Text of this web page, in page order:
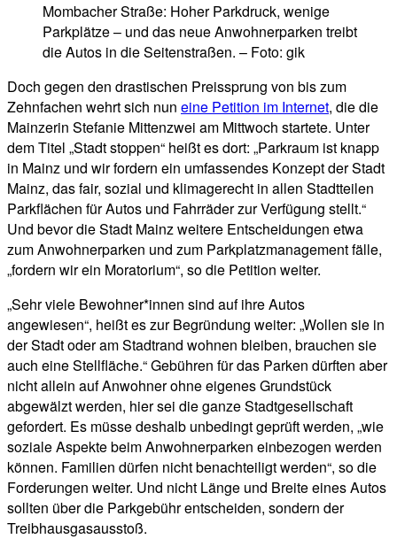
Mombacher Straße: Hoher Parkdruck, wenige
Parkplätze – und das neue Anwohnerparken treibt
die Autos in die Seitenstraßen. – Foto: gik
Doch gegen den drastischen Preissprung von bis zum
Zehnfachen wehrt sich nun eine Petition im Internet, die die
Mainzerin Stefanie Mittenzwei am Mittwoch startete. Unter
dem Titel „Stadt stoppen“ heißt es dort: „Parkraum ist knapp
in Mainz und wir fordern ein umfassendes Konzept der Stadt
Mainz, das fair, sozial und klimagerecht in allen Stadtteilen
Parkflächen für Autos und Fahrräder zur Verfügung stellt.“
Und bevor die Stadt Mainz weitere Entscheidungen etwa
zum Anwohnerparken und zum Parkplatzmanagement fälle,
„fordern wir ein Moratorium“, so die Petition weiter.
„Sehr viele Bewohner*innen sind auf ihre Autos
angewiesen“, heißt es zur Begründung weiter: „Wollen sie in
der Stadt oder am Stadtrand wohnen bleiben, brauchen sie
auch eine Stellfläche.“ Gebühren für das Parken dürften aber
nicht allein auf Anwohner ohne eigenes Grundstück
abgewälzt werden, hier sei die ganze Stadtgesellschaft
gefordert. Es müsse deshalb unbedingt geprüft werden, „wie
soziale Aspekte beim Anwohnerparken einbezogen werden
können. Familien dürfen nicht benachteiligt werden“, so die
Forderungen weiter. Und nicht Länge und Breite eines Autos
sollten über die Parkgebühr entscheiden, sondern der
Treibhausgasausstoß.